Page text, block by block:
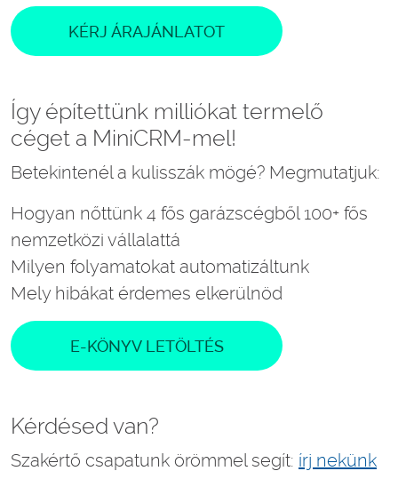
KÉRJ ÁRAJÁNLATOT
Így építettünk milliókat termelő
céget a MiniCRM-mel!
Betekintenél a kulisszák mögé? Megmutatjuk:
Hogyan nőttünk 4 fős garázscégből 100+ fős
nemzetközi vállalattá
Milyen folyamatokat automatizáltunk
Mely hibákat érdemes elkerülnöd
E-KÖNYV LETÖLTÉS
Kérdésed van?
Szakértő csapatunk örömmel segít: írj nekünk